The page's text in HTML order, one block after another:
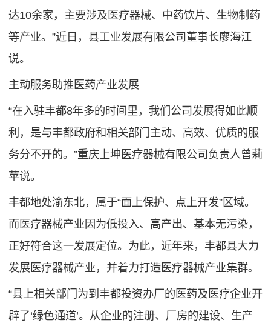
达10余家，主要涉及医疗器械、中药饮片、生物制药
等产业。”近日，县工业发展有限公司董事长廖海江
说。
主动服务助推医药产业发展
“在入驻丰都8年多的时间里，我们公司发展得如此顺
利，是与丰都政府和相关部门主动、高效、优质的服
务分不开的。”重庆上坤医疗器械有限公司负责人曾莉
苹说。
丰都地处渝东北，属于“面上保护、点上开发”区域。
而医疗器械产业因为低投入、高产出、基本无污染，
正好符合这一发展定位。为此，近年来，丰都县大力
发展医疗器械产业，并着力打造医疗器械产业集群。
“县上相关部门为到丰都投资办厂的医药及医疗企业开
辟了‘绿色通道’。从企业的注册、厂房的建设、生产